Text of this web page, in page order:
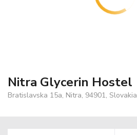
Nitra Glycerin Hostel
Bratislavska 15a, Nitra, 94901, Slovakia